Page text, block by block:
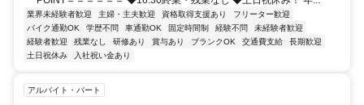
業界未経験者歓迎 主婦・主夫歓迎 資格取得支援あり
フリーター歓迎
バイク通勤OK
学歴不問 車通勤OK 固定時間制 経験不問
未経験者歓迎
経験者歓迎
残業なし 研修あり 賞与あり ブランクOK 交通費支給
長期歓迎
土日祝休み
入社祝い金あり
アルバイト・パート